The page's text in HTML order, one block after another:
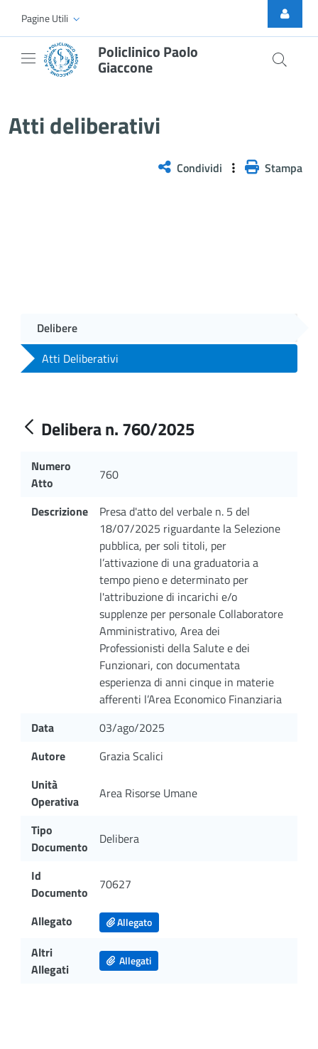
Skip to Main Content
Pagine Utili
Policlinico Paolo
Giaccone
Atti deliberativi
Condividi Stampa
Delibere
Atti Deliberativi
Delibera n. 760/2025
Numero
Atto
760
Descrizione
Presa d'atto del verbale n. 5 del
18/07/2025 riguardante la Selezione
pubblica, per soli titoli, per
l’attivazione di una graduatoria a
tempo pieno e determinato per
l'attribuzione di incarichi e/o
supplenze per personale Collaboratore
Amministrativo, Area dei
Professionisti della Salute e dei
Funzionari, con documentata
esperienza di anni cinque in materie
afferenti l’Area Economico Finanziaria
Data
03/ago/2025
Autore
Grazia Scalici
Unità
Operativa
Area Risorse Umane
Tipo
Documento
Delibera
Id
Documento
70627
Allegato Allegato
Altri
Allegati
Allegati